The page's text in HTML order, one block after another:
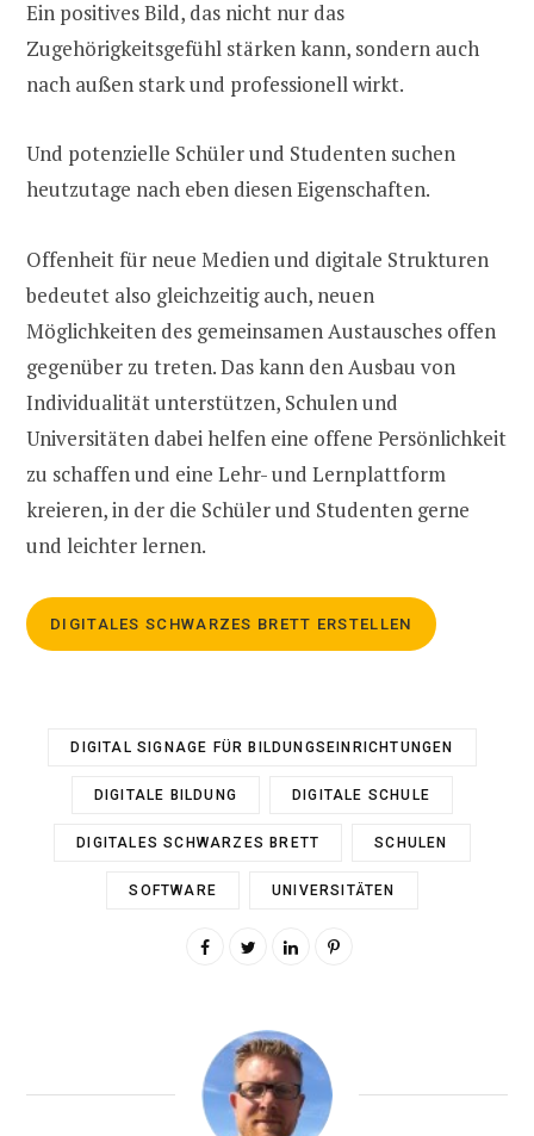
Ein positives Bild, das nicht nur das
Zugehörigkeitsgefühl stärken kann, sondern auch
nach außen stark und professionell wirkt.
Und potenzielle Schüler und Studenten suchen
heutzutage nach eben diesen Eigenschaften.
Offenheit für neue Medien und digitale Strukturen
bedeutet also gleichzeitig auch, neuen
Möglichkeiten des gemeinsamen Austausches offen
gegenüber zu treten. Das kann den Ausbau von
Individualität unterstützen, Schulen und
Universitäten dabei helfen eine offene Persönlichkeit
zu schaffen und eine Lehr- und Lernplattform
kreieren, in der die Schüler und Studenten gerne
und leichter lernen.
DIGITALES SCHWARZES BRETT ERSTELLEN
DIGITAL SIGNAGE FÜR BILDUNGSEINRICHTUNGEN
DIGITALE BILDUNG DIGITALE SCHULE
DIGITALES SCHWARZES BRETT SCHULEN
SOFTWARE UNIVERSITÄTEN